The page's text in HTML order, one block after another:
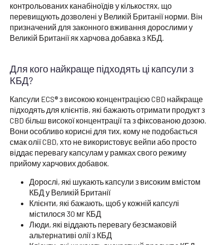
контрольованих канабіноїдів у кількостях, що
перевищують дозволені у Великій Британії норми. Він
призначений для законного вживання дорослими у
Великій Британії як харчова добавка з КБД.
Для кого найкраще підходять ці капсули з
КБД?
Капсули ECS® з високою концентрацією CBD найкраще
підходять для клієнтів, які бажають отримати продукт з
CBD більш високої концентрації та з фіксованою дозою.
Вони особливо корисні для тих, кому не подобається
смак олії CBD, хто не використовує вейпи або просто
віддає перевагу капсулам у рамках свого режиму
прийому харчових добавок.
Дорослі, які шукають капсули з високим вмістом
КБД у Великій Британії
Клієнти, які бажають, щоб у кожній капсулі
містилося 30 мг КБД
Люди, які віддають перевагу безсмаковій
альтернативі олії з КБД